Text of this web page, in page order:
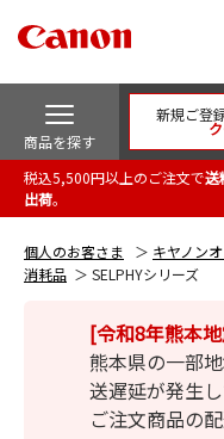
商品を探す
新規ご登
税込5,500円以上のご注文で送
出荷。
個人のお客さま キヤノン
消耗品
SELPHYシリーズ
[令和8年熊本
熊本県の一部
送遅延が発生し
ご注文商品の